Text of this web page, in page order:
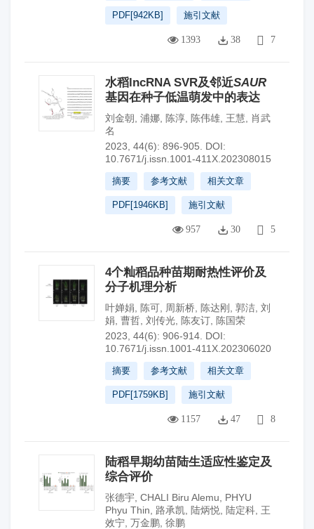
PDF[942KB] 施引文献
1393 38 7
水稻lncRNA SVR及邻近SAUR
基因在种子低温萌发中的表达
刘金朝 浦娜 陈淳 陈伟雄 王慧
肖武
名
2023, 44(6): 896-905.
DOI:
10.7671/j.issn.1001-411X.202308015
摘要 参考文献 相关文章
PDF[1946KB] 施引文献
957 30 5
4个籼稻品种苗期耐热性评价及
分子机理分析
叶婵娟 陈可 周新桥 陈达刚 郭洁 刘
娟 曹哲 刘传光 陈友订
陈国荣
2023, 44(6): 906-914. DOI:
10.7671/j.issn.1001-411X.202306020
摘要 参考文献 相关文章
PDF[1759KB] 施引文献
1157 47 8
陆稻早期幼苗陆生适应性鉴定及
综合评价
张德宇 CHALI Biru Alemu
PHYU
Phyu Thin
路承凯 陆炳悦 陆定科 王
效宁 万金鹏 徐鹏